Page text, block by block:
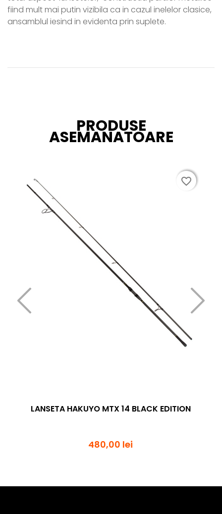
fiind mult mai putin vizibila ca in cazul inelelor clasice,
ansamblul iesind in evidenta prin suplete.
PRODUSE
ASEMANATOARE
LANSETA HAKUYO MTX 14 BLACK EDITION
480,00 lei
favorite_border
favorite_border